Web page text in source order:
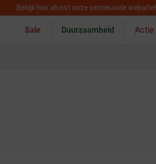
Bekijk hier alvast onze vernieuwde website!
Sale Duurzaamheid Actie